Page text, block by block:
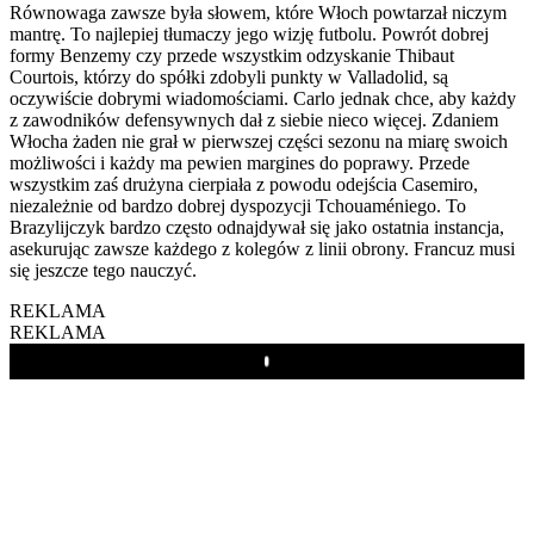
Równowaga zawsze była słowem, które Włoch powtarzał niczym
mantrę. To najlepiej tłumaczy jego wizję futbolu. Powrót dobrej
formy Benzemy czy przede wszystkim odzyskanie Thibaut
Courtois, którzy do spółki zdobyli punkty w Valladolid, są
oczywiście dobrymi wiadomościami. Carlo jednak chce, aby każdy
z zawodników defensywnych dał z siebie nieco więcej. Zdaniem
Włocha żaden nie grał w pierwszej części sezonu na miarę swoich
możliwości i każdy ma pewien margines do poprawy. Przede
wszystkim zaś drużyna cierpiała z powodu odejścia Casemiro,
niezależnie od bardzo dobrej dyspozycji Tchouaméniego. To
Brazylijczyk bardzo często odnajdywał się jako ostatnia instancja,
asekurując zawsze każdego z kolegów z linii obrony. Francuz musi
się jeszcze tego nauczyć.
REKLAMA
REKLAMA
Play